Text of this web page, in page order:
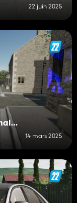
22 juin 2025
Audi A7 2018 - Gendarmerie "Banalisée"
14 mars 2025